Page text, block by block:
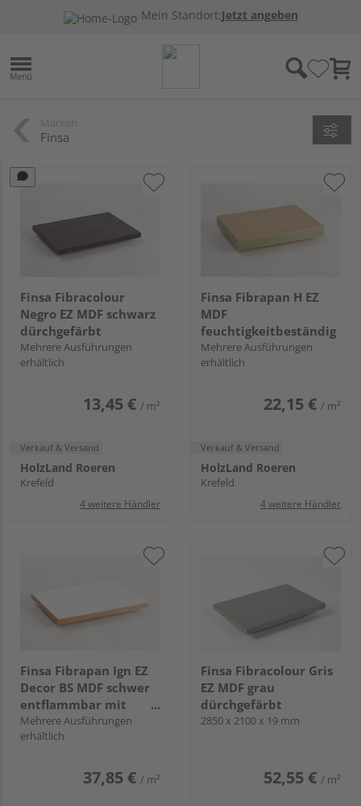
Mein Standort:Jetzt angeben
Finsa
Finsa Fibracolour
Negro EZ MDF schwarz
dürchgefärbt
Mehrere Ausführungen
erhältlich
13,45 € / m²
Verkauf & Versand
HolzLand Roeren
Krefeld
4 weitere Händler
Finsa Fibrapan H EZ
MDF
feuchtigkeitbeständig
Mehrere Ausführungen
erhältlich
22,15 € / m²
Verkauf & Versand
HolzLand Roeren
Krefeld
4 weitere Händler
Finsa Fibrapan Ign EZ
Decor BS MDF schwer
entflammbar mit
Grundierfolie
Mehrere Ausführungen
erhältlich
37,85 € / m²
Finsa Fibracolour Gris
EZ MDF grau
dürchgefärbt
2850 x 2100 x 19 mm
52,55 € / m²